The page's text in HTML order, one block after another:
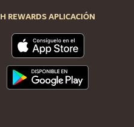
H REWARDS APLICACIÓN